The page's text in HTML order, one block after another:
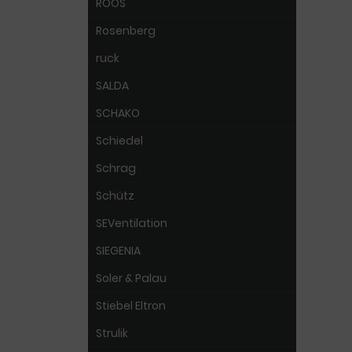
ROOS
Rosenberg
ruck
SALDA
SCHAKO
Schiedel
Schrag
Schütz
SEVentilation
SIEGENIA
Soler & Palau
Stiebel Eltron
Strulik